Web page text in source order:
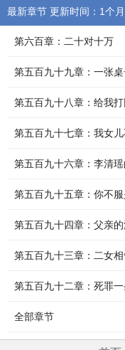
最新章节 更新时间：1个
第六百章：二十对十万
第五百九十九章：一张
第五百九十八章：给我
第五百九十七章：我女
第五百九十六章：李清
第五百九十五章：你不服
第五百九十四章：父亲的
第五百九十三章：二女
第五百九十二章：死罪一
全部章节